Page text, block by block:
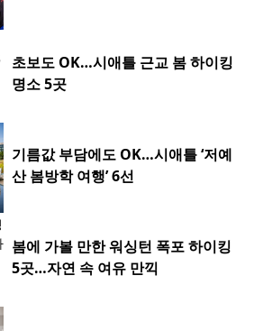
초보도 OK…시애틀 근교 봄 하이킹
명소 5곳
기름값 부담에도 OK…시애틀 ‘저예
산 봄방학 여행’ 6선
봄에 가볼 만한 워싱턴 폭포 하이킹
5곳…자연 속 여유 만끽